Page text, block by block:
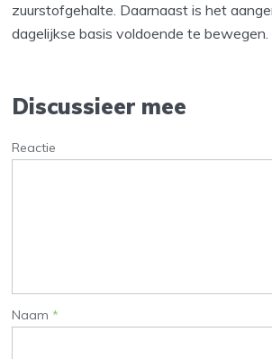
zuurstofgehalte. Daarnaast is het
dagelijkse basis voldoende te bewegen.
Discussieer mee
Reactie
Naam*